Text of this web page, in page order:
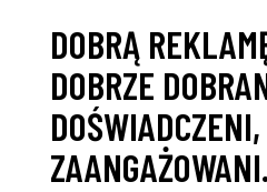
DOBRĄ
DOBRZE
ZAANGAŻOWANI.